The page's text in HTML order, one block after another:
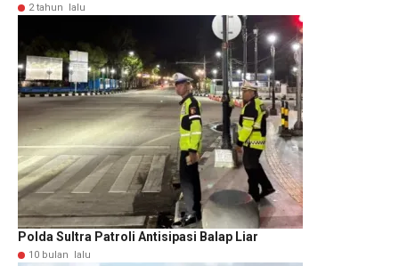
2 tahun lalu
Polda Sultra Patroli Antisipasi Balap Liar
10 bulan lalu